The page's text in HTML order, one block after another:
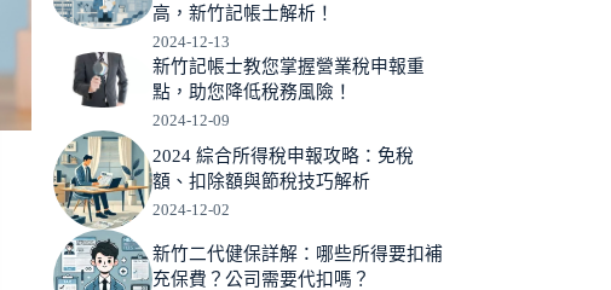
高，新竹記帳士解析！
2024-12-13
新竹記帳士教您掌握營業稅申報重
點，助您降低稅務風險！
2024-12-09
2024 綜合所得稅申報攻略：免稅
額、扣除額與節稅技巧解析
2024-12-02
新竹二代健保詳解：哪些所得要扣補
充保費？公司需要代扣嗎？